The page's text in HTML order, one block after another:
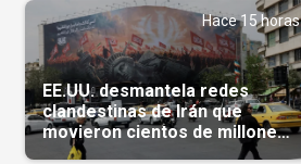
Hace 15 horas
EE.UU. desmantela redes
clandestinas de Irán que
movieron cientos de millones
de dólares